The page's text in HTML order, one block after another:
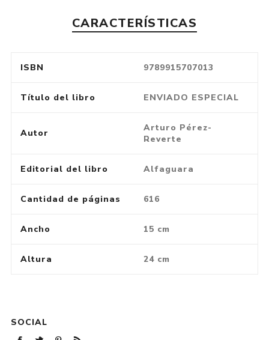
CARACTERÍSTICAS
ISBN 9789915707013
Título del libro ENVIADO ESPECIAL
Autor
Arturo Pérez-
Reverte
Editorial del libro Alfaguara
Cantidad de páginas 616
Ancho 15 cm
Altura 24 cm
SOCIAL